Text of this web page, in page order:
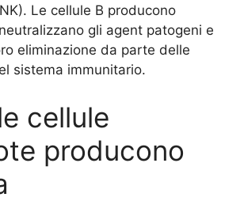
Le cellule B producono
gli agent patogeni e
eliminazione da parte delle
sistema immunitario.
cellule
producono